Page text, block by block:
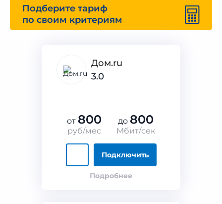
Подберите тариф
по своим критериям
Дом.ru
3.0
от 800
руб/мес
до 800
Мбит/сек
Подключить
Подробнее